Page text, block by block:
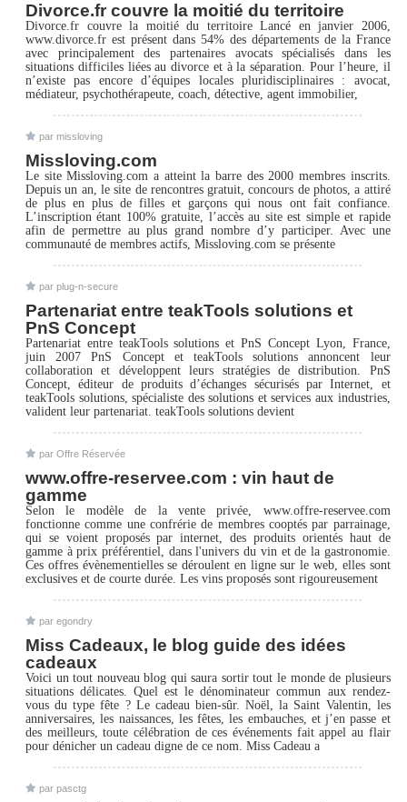
Divorce.fr couvre la moitié du territoire
Divorce.fr couvre la moitié du territoire Lancé en janvier 2006,
www.divorce.fr est présent dans 54% des départements de la France
avec principalement des partenaires avocats spécialisés dans les
situations difficiles liées au divorce et à la séparation. Pour l’heure, il
n’existe pas encore d’équipes locales pluridisciplinaires : avocat,
médiateur, psychothérapeute, coach, détective, agent immobilier,
par missloving
Missloving.com
Le site Missloving.com a atteint la barre des 2000 membres inscrits.
Depuis un an, le site de rencontres gratuit, concours de photos, a attiré
de plus en plus de filles et garçons qui nous ont fait confiance.
L’inscription étant 100% gratuite, l’accès au site est simple et rapide
afin de permettre au plus grand nombre d’y participer. Avec une
communauté de membres actifs, Missloving.com se présente
par plug-n-secure
Partenariat entre teakTools solutions et
PnS Concept
Partenariat entre teakTools solutions et PnS Concept Lyon, France,
juin 2007 PnS Concept et teakTools solutions annoncent leur
collaboration et développent leurs stratégies de distribution. PnS
Concept, éditeur de produits d’échanges sécurisés par Internet, et
teakTools solutions, spécialiste des solutions et services aux industries,
valident leur partenariat. teakTools solutions devient
par Offre Réservée
www.offre-reservee.com : vin haut de
gamme
Selon le modèle de la vente privée, www.offre-reservee.com
fonctionne comme une confrérie de membres cooptés par parrainage,
qui se voient proposés par internet, des produits orientés haut de
gamme à prix préférentiel, dans l'univers du vin et de la gastronomie.
Ces offres évènementielles se déroulent en ligne sur le web, elles sont
exclusives et de courte durée. Les vins proposés sont rigoureusement
par egondry
Miss Cadeaux, le blog guide des idées
cadeaux
Voici un tout nouveau blog qui saura sortir tout le monde de plusieurs
situations délicates. Quel est le dénominateur commun aux rendez-
vous du type fête ? Le cadeau bien-sûr. Noël, la Saint Valentin, les
anniversaires, les naissances, les fêtes, les embauches, et j’en passe et
des meilleurs, toute célébration de ces événements fait appel au flair
pour dénicher un cadeau digne de ce nom. Miss Cadeau a
par pasctg